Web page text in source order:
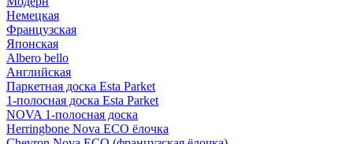
Немецкая
Французская
Японская
Albero bello
Английская
Паркетная доска Esta Parket
1-полосная доска Esta Parket
NOVA 1-полосная доска
Herringbone Nova ECO ёлочка